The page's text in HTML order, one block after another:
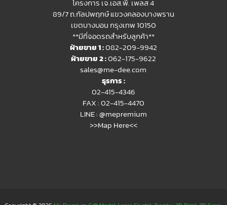
โครงการ เจ.เอส.พี. เพลส 4
89/7 ถ.กัลปพฤกษ์ แขวงคลองบางพราน
เขตบางบอน กรุงเทพ 10150
**มีที่จอดรถสำหรับลูกค้า**
ฝ่ายขาย 1 :082-209-9942
ฝ่ายขาย 2 :062-175-9622
sales@me-dee.com
ธุรการ :
02-415-4346
FAX : 02-415-4470
LINE :@mepremium
>>Map Here<<